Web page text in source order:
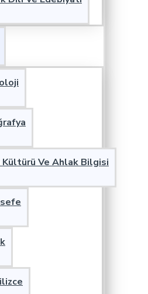
Kültürü Ve Ahlak Bilgisi